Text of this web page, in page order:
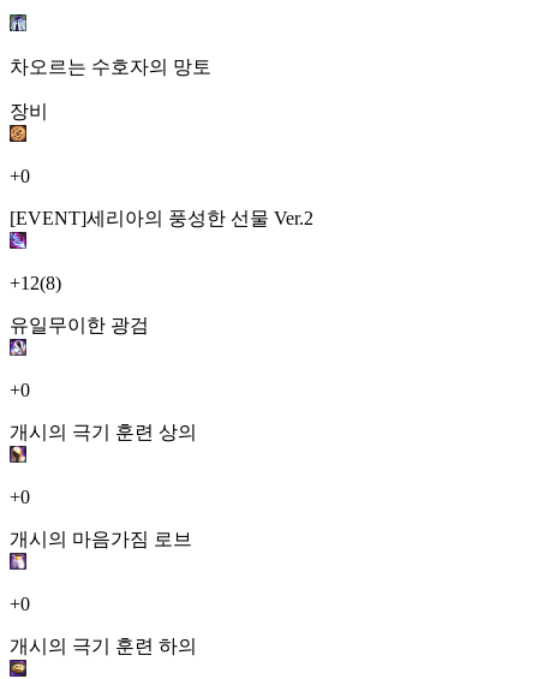
차오르는 수호자의 망토
장비
+0
[EVENT]세리아의 풍성한 선물 Ver.2
+12(8)
유일무이한 광검
+0
개시의 극기 훈련 상의
+0
개시의 마음가짐 로브
+0
개시의 극기 훈련 하의